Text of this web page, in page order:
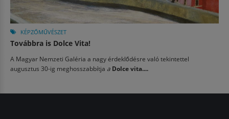
KÉPZŐMŰVÉSZET
Továbbra is Dolce Vita!
A Magyar Nemzeti Galéria a nagy érdeklődésre való tekintettel
augusztus 30-ig meghosszabbítja a Dolce vita....